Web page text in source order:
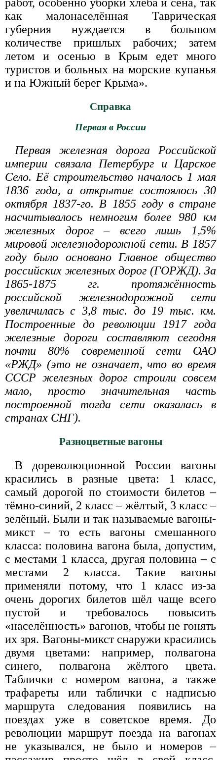
как малонаселённая Таврическая
губерния нуждается в большом
количестве пришлых рабочих; затем
летом и осенью в Крым едет много
туристов и больных на морские купанья
и на Южный берег Крыма».
Справка
Первая в России
Первая железная дорога Российской
империи связала Петербург и Царское
Село. Её строительство началось 1 мая
1836 года, а открытие состоялось 30
октября 1837-го. В 1855 году в стране
насчитывалось немногим более 980 км
железных дорог – всего лишь 1,5%
мировой железнодорожной сети. В 1857
году было основано Главное общество
российских железных дорог (ГОРЖД). За
1865-1875 гг. протяжённость
российской железнодорожной сети
увеличилась с 3,8 тыс. до 19 тыс. км.
Построенные до революции 1917 года
железные дороги составляют сегодня
почти 80% современной сети ОАО
«РЖД» (это не означает, что во время
СССР железных дорог строили совсем
мало, просто значительная часть
построенной тогда сети оказалась в
странах СНГ).
Разноцветные вагоны
В дореволюционной России вагоны
красились в разные цвета: 1 класс,
самый дорогой по стоимости билетов –
тёмно-синий, 2 класс – жёлтый, 3 класс –
зелёный. Были и так называемые вагоны-
микст – то есть вагоны смешанного
класса: половина вагона была, допустим,
с местами 1 класса, другая половина – с
местами 2 класса. Такие вагоны
применяли потому, что 1 класс из-за
очень дорогих билетов шёл чаще всего
пустой и требовалось повысить
«населённость» вагонов, чтобы не гонять
их зря. Вагоны-микст снаружи красились
двумя цветами: например, полвагона
синего, полвагона жёлтого цвета.
Таблички с номером вагона, а также
трафареты или таблички с надписью
маршрута следования появились на
поездах уже в советское время. До
революции маршрут поезда на вагонах
не указывался, не было и номеров –